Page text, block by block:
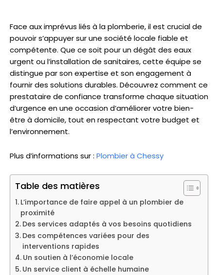
Face aux imprévus liés à la plomberie, il est crucial de
pouvoir s’appuyer sur une société locale fiable et
compétente. Que ce soit pour un dégât des eaux
urgent ou l’installation de sanitaires, cette équipe se
distingue par son expertise et son engagement à
fournir des solutions durables. Découvrez comment ce
prestataire de confiance transforme chaque situation
d’urgence en une occasion d’améliorer votre bien-
être à domicile, tout en respectant votre budget et
l’environnement.
Plus d’informations sur : Plombier à Chessy
Table des matières
L’importance de faire appel à un plombier de
proximité
Des services adaptés à vos besoins quotidiens
Des compétences variées pour des
interventions rapides
Un soutien à l’économie locale
Un service client à échelle humaine